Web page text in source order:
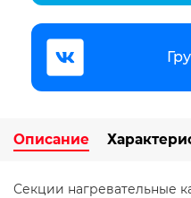
Описание
Секции нагревательные